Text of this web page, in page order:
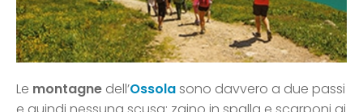
Le montagne dell’Ossolasono davvero a due passi